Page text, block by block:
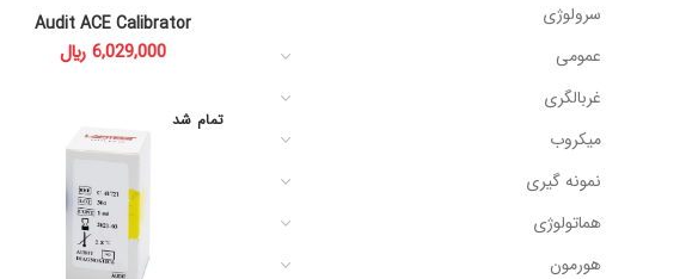
سرولوژی
عمومی
غربالگری
میکروب
نمونه گیری
هماتولوژی
هورمون
ADD TO CART
Audit ACE Calibrator
﷼
تمام شد